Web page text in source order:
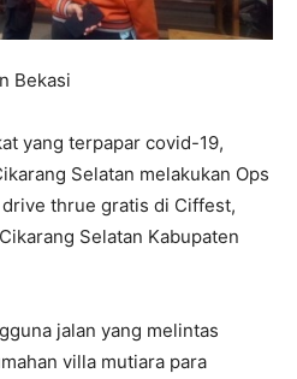
Bekasi
yang terpapar covid-19,
Selatan melakukan Ops
thrue gratis di Ciffest,
Selatan Kabupaten
jalan yang melintas
villa mutiara para